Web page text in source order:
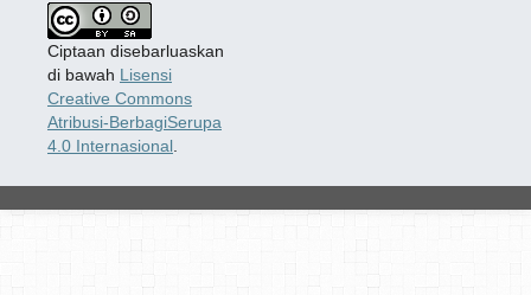
Ciptaan disebarluaskan
di bawah Lisensi
Creative Commons
Atribusi-BerbagiSerupa
4.0 Internasional.